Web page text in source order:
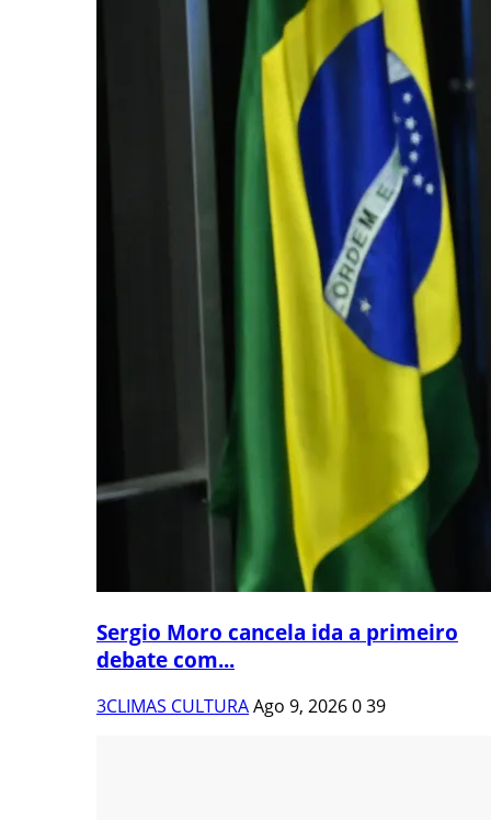
Sergio Moro cancela ida a primeiro
debate com...
3CLIMAS CULTURAAgo 9, 2026039